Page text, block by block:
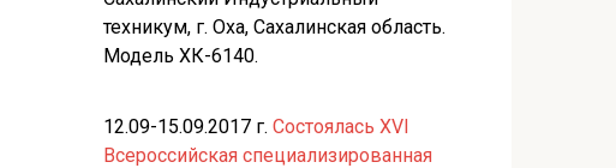
техникум, г. Оха, Сахалинская область.
Модель ХК-6140.
12.09-15.09.2017 г. Состоялась XVI
Всероссийская специализированная